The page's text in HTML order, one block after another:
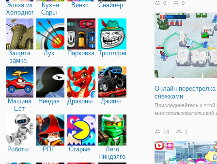
Эльза из
Холодного
сердца
Кухня
Сары
Винкс Снайпер
Защита
замка
Лук Парковка Троллфейс
Машина
Ест
Машину
Ниндзя Драконы Джипы
Роботы РПГ Старые
Лего
Ниндзяго
этих монстров в этой
0 0
Онлайн перестрелка
снежками
Присоединяйтесь к этой
многопользовательской
почувствовать дух зимы
находится в
другими игроками или с
друзьями, которых вы
14 1